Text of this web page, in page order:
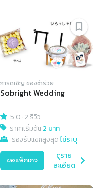
การ์ดเชิญ​ ของชำร่วย
Sobright Wedding
5.0 ·2 รีวิว
ราคาเริ่มต้น 2 บาท
รองรับแขกสูงสุดไม่ระบุ
ขอแพ็กเกจ
ดูราย
ละเอียด